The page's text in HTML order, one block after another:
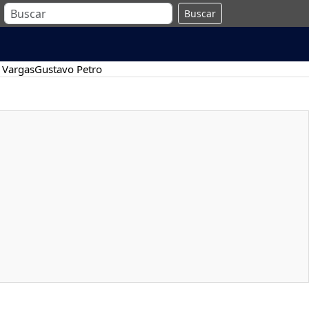
Buscar
Gustavo Petro